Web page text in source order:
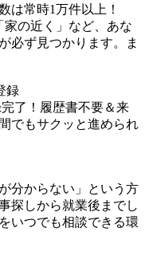
は常時1万件以上！
家の近く」など、あな
必ず見つかります。ま
録
了！履歴書不要＆来
でもサクッと進められ
分からない」という方
探しから就業後までし
いつでも相談できる環